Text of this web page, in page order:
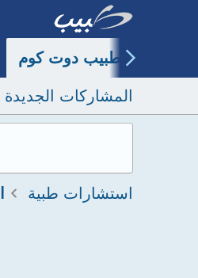
طبيب دوت كوم
المشاركات الجديدة
استشارات طبية